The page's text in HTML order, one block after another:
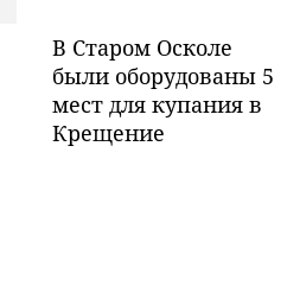
В Старом Осколе
были оборудованы 5
мест для купания в
Крещение